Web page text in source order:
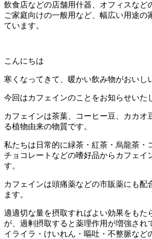
飲食店などの店舗用什器、オフィスなど
ご家庭向けの一般用など、幅広い用途の
ています。
こんにちは
寒くなってきて、暖かい飲み物がおいし
今回はカフェインのことをお知らせいた
カフェインは茶葉、コーヒー豆、カカオ
る植物由来の物質です。
私たちは日常的に緑茶・紅茶・烏龍茶・
チョコレートなどの嗜好品からカフェイ
す。
カフェインは頭痛薬などの市販薬にも配
ます。
適適切な量を摂取すればよい効果をもた
が、過剰摂取すると薬理作用が増強され
イライラ・けいれん・嘔吐・不整脈など